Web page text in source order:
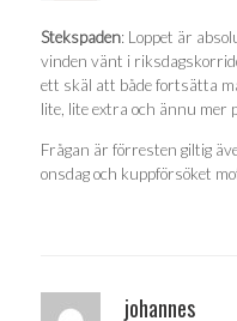
Stekspaden: Loppet är
vinden vänt i
ett skäl att både fortsätta
lite, lite extra och ännu mer
Frågan är förresten giltig
onsdag och kuppförsöket
johannes